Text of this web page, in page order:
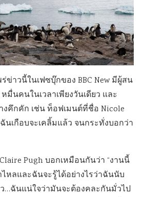
ข่าวนี้ในเฟซบุ๊กของ BBC New มีผู้สน
มื่นคนในเวลาเพียงวันเดียว และ
คึกคัก เช่น ท็อฟเมนต์ที่ชื่อ Nicole
นเกือบจะเคลิ้มแล้ว จนกระทั่งบอกว่า
Pugh บอกเหมือนกันว่า “งานนี้
หลและฉันจะรู้ได้อย่างไรว่าฉันนับ
…ฉันแน่ใจว่ามันจะต้องคละกันมั่วไป